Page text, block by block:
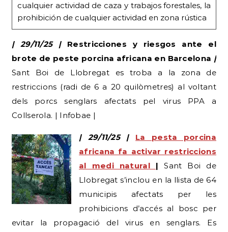
cualquier actividad de caza y trabajos forestales, la
prohibición de cualquier actividad en zona rústica
| 29/11/25 | Restricciones y riesgos ante el
brote de peste porcina africana en Barcelona |
Sant Boi de Llobregat es troba a la zona de
restriccions (radi de 6 a 20 quilòmetres) al voltant
dels porcs senglars afectats pel virus PPA a
Collserola. | Infobae |
| 29/11/25 | La pesta porcina
africana fa activar restriccions
al medi natural |Sant Boi de
Llobregat s’inclou en la llista de 64
municipis afectats per les
prohibicions d’accés al bosc per
evitar la propagació del virus en senglars. Es